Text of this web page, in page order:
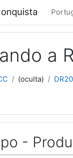
a
(oculta)
-